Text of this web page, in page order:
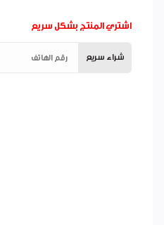
اشتري المنتج بشكل سريع
شراء سريع